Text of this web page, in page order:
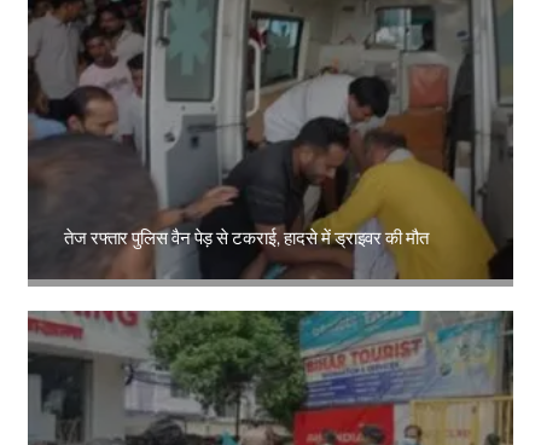
तेज रफ्तार पुलिस वैन पेड़ से टकराई, हादसे में ड्राइवर की मौत